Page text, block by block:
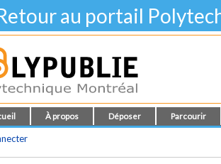
au portail
À propos Déposer Parcourir